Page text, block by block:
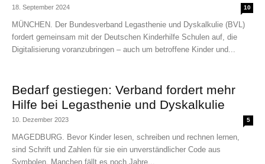
18. September 2024 10
MÜNCHEN. Der Bundesverband Legasthenie und Dyskalkulie (BVL)
fordert gemeinsam mit der Deutschen Kinderhilfe Schulen auf, die
Digitalisierung voranzubringen – auch um betroffene Kinder und...
Bedarf gestiegen: Verband fordert mehr
Hilfe bei Legasthenie und Dyskalkulie
10. Dezember 2023 5
MAGEDBURG. Bevor Kinder lesen, schreiben und rechnen lernen,
sind Schrift und Zahlen für sie ein unverständlicher Code aus
Symbolen. Manchen fällt es noch Jahre...